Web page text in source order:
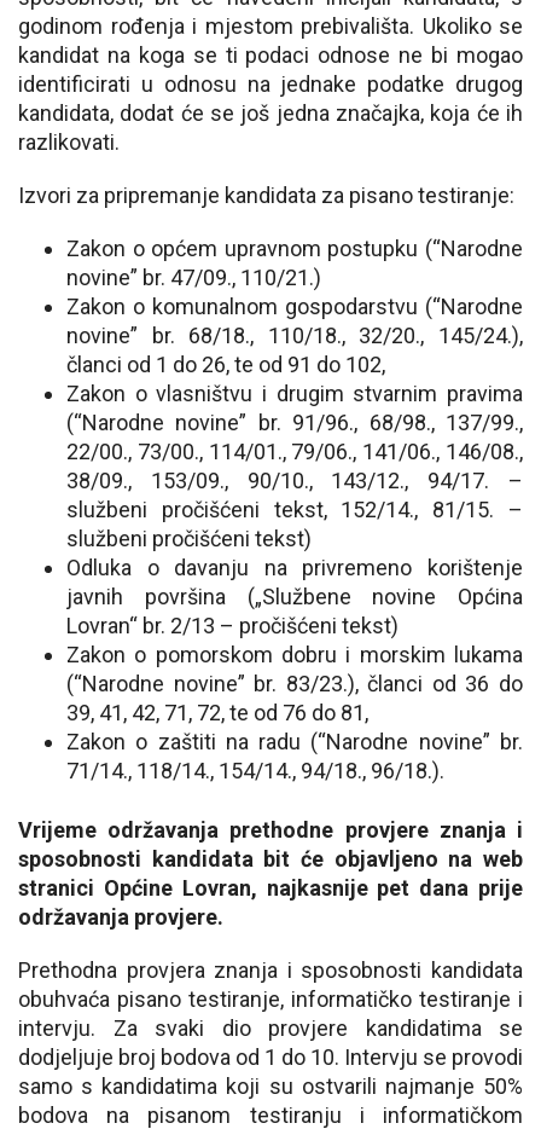
godinom rođenja i mjestom prebivališta. Ukoliko se
kandidat na koga se ti podaci odnose ne bi mogao
identificirati u odnosu na jednake podatke drugog
kandidata, dodat će se još jedna značajka, koja će ih
razlikovati.
Izvori za pripremanje kandidata za pisano testiranje:
Zakon o općem upravnom postupku (“Narodne
novine” br. 47/09., 110/21.)
Zakon o komunalnom gospodarstvu (“Narodne
novine” br. 68/18., 110/18., 32/20., 145/24.),
članci od 1 do 26, te od 91 do 102,
Zakon o vlasništvu i drugim stvarnim pravima
(“Narodne novine” br. 91/96., 68/98., 137/99.,
22/00., 73/00., 114/01., 79/06., 141/06., 146/08.,
38/09., 153/09., 90/10., 143/12., 94/17. –
službeni pročišćeni tekst, 152/14., 81/15. –
službeni pročišćeni tekst)
Odluka o davanju na privremeno korištenje
javnih površina („Službene novine Općina
Lovran“ br. 2/13 – pročišćeni tekst)
Zakon o pomorskom dobru i morskim lukama
(“Narodne novine” br. 83/23.), članci od 36 do
39, 41, 42, 71, 72, te od 76 do 81,
Zakon o zaštiti na radu (“Narodne novine” br.
71/14., 118/14., 154/14., 94/18., 96/18.).
Vrijeme održavanja prethodne provjere znanja i
sposobnosti kandidata bit će objavljeno na web
stranici Općine Lovran, najkasnije pet dana prije
održavanja provjere.
Prethodna provjera znanja i sposobnosti kandidata
obuhvaća pisano testiranje, informatičko testiranje i
intervju. Za svaki dio provjere kandidatima se
dodjeljuje broj bodova od 1 do 10. Intervju se provodi
samo s kandidatima koji su ostvarili najmanje 50%
bodova na pisanom testiranju i informatičkom